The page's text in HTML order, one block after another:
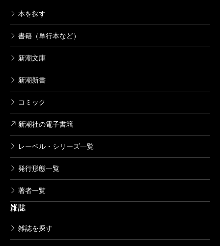
本を探す
書籍（単行本など）
新潮文庫
新潮新書
コミック
新潮社の電子書籍
レーベル・シリーズ一覧
発行形態一覧
著者一覧
雑誌
雑誌を探す